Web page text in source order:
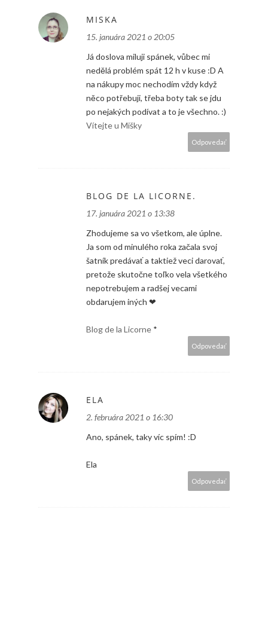
MISKA
15. januára 2021 o 20:05
Já doslova miluji spánek, vůbec mi
nedělá problém spát 12 h v kuse :D A
na nákupy moc nechodím vždy když
něco potřebuji, třeba boty tak se jdu
po nejakých podívat a to je všechno. :)
Vítejte u Mišky
Odpovedať
BLOG DE LA LICORNE.
17. januára 2021 o 13:38
Zhodujeme sa vo všetkom, ale úplne.
Ja som od minulého roka začala svoj
šatník predávať a taktiež veci darovať,
pretože skutočne toľko vela všetkého
nepotrebujem a radšej vecami
obdarujem iných ❤
Blog de la Licorne *
Odpovedať
ELA
2. februára 2021 o 16:30
Ano, spánek, taky víc spím! :D
Ela
Odpovedať